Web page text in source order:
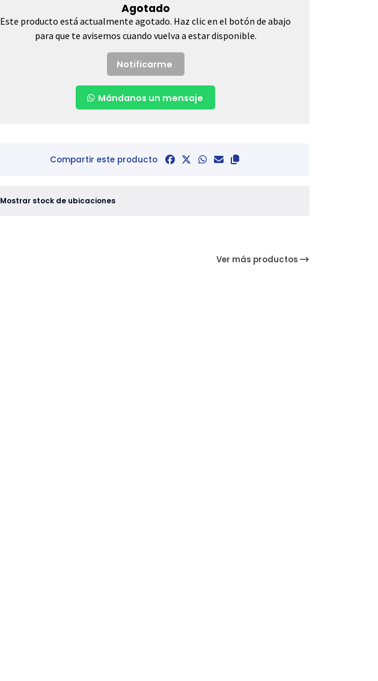
Agotado
Este producto está actualmente agotado. Haz clic en el botón de abajo
para que te avisemos cuando vuelva a estar disponible.
Notificarme
Mándanos un mensaje
Compartir este producto
Mostrar stock de ubicaciones
Ver más productos